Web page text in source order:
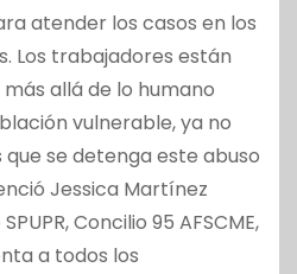
atender los casos en los
Los trabajadores están
allá de lo humano
vulnerable, ya no
que se detenga este abuso
Jessica Martínez
Concilio 95 AFSCME,
a todos los